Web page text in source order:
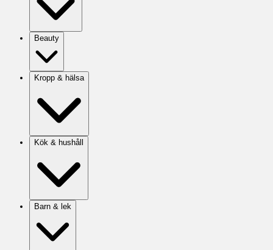
Beauty
Kropp & hälsa
Kök & hushåll
Barn & lek